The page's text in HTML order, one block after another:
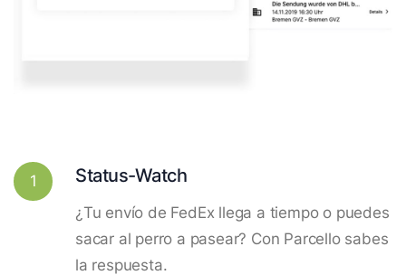
1 Status-Watch
¿Tu envío de FedEx llega a tiempo o puedes
sacar al perro a pasear? Con Parcello sabes
la respuesta.